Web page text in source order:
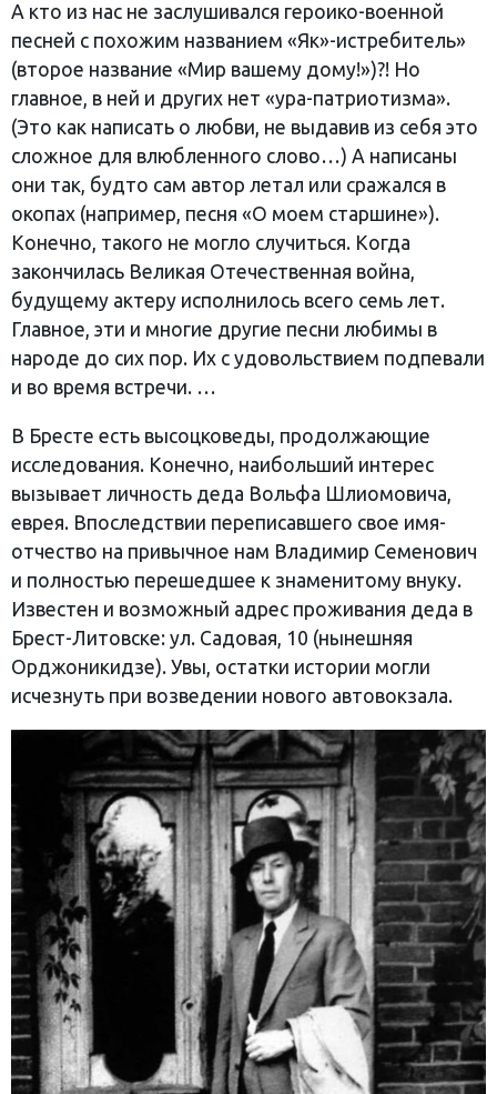
А кто из нас не заслушивался героико-военной
песней с похожим названием «Як»-истребитель»
(второе название «Мир вашему дому!»)?! Но
главное, в ней и других нет «ура-патриотизма».
(Это как написать о любви, не выдавив из себя это
сложное для влюбленного слово…) А написаны
они так, будто сам автор летал или сражался в
окопах (например, песня «О моем старшине»).
Конечно, такого не могло случиться. Когда
закончилась Великая Отечественная война,
будущему актеру исполнилось всего семь лет.
Главное, эти и многие другие песни любимы в
народе до сих пор. Их с удовольствием подпевали
и во время встречи. …
В Бресте есть высоцковеды, продолжающие
исследования. Конечно, наибольший интерес
вызывает личность деда Вольфа Шлиомовича,
еврея. Впоследствии переписавшего свое имя-
отчество на привычное нам Владимир Семенович
и полностью перешедшее к знаменитому внуку.
Известен и возможный адрес проживания деда в
Брест-Литовске: ул. Садовая, 10 (нынешняя
Орджоникидзе). Увы, остатки истории могли
исчезнуть при возведении нового автовокзала.